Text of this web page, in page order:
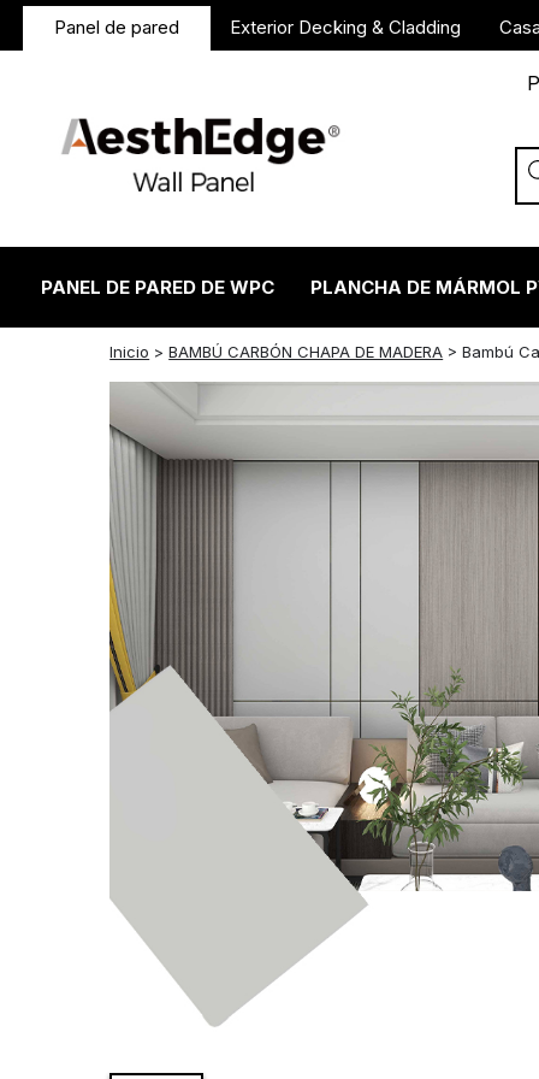
Panel de pared Exterior Decking & Cladding
PANEL DE PARED DE WPC PLANCHA DE MÁRMOL
Inicio >BAMBÚ CARBÓN CHAPA DE MADERA >Bambú
twitterfacebook
linkedin
redditinstagram